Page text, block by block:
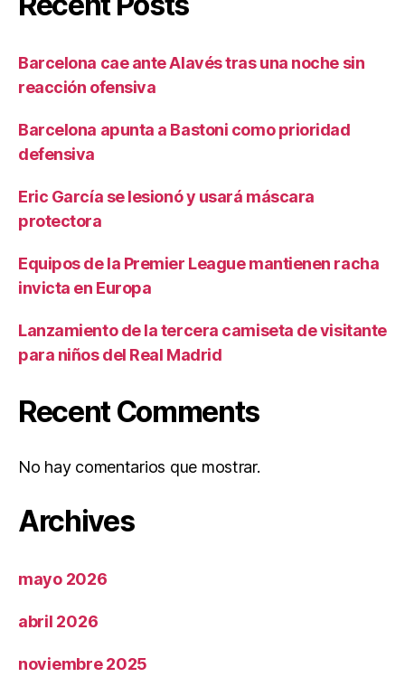
Barcelona cae ante Alavés tras una noche sin
reacción ofensiva
Barcelona apunta a Bastoni como prioridad
defensiva
Eric García se lesionó y usará máscara
protectora
Equipos de la Premier League mantienen racha
invicta en Europa
Lanzamiento de la tercera camiseta de visitante
para niños del Real Madrid
Recent Comments
No hay comentarios que mostrar.
Archives
mayo 2026
abril 2026
noviembre 2025